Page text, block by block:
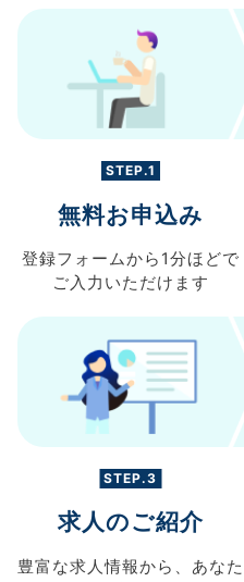
STEP.1
無料お申込み
登録フォームから 1分ほどで
ご入力 いただけます
STEP.3
求人のご紹介
豊富な求人情報から、 あなた